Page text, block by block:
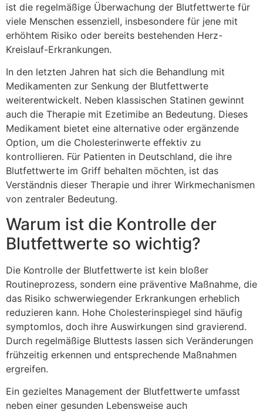
ist die regelmäßige Überwachung der Blutfettwerte für
viele Menschen essenziell, insbesondere für jene mit
erhöhtem Risiko oder bereits bestehenden Herz-
Kreislauf-Erkrankungen.
In den letzten Jahren hat sich die Behandlung mit
Medikamenten zur Senkung der Blutfettwerte
weiterentwickelt. Neben klassischen Statinen gewinnt
auch die Therapie mit Ezetimibe an Bedeutung. Dieses
Medikament bietet eine alternative oder ergänzende
Option, um die Cholesterinwerte effektiv zu
kontrollieren. Für Patienten in Deutschland, die ihre
Blutfettwerte im Griff behalten möchten, ist das
Verständnis dieser Therapie und ihrer Wirkmechanismen
von zentraler Bedeutung.
Warum ist die Kontrolle der
Blutfettwerte so wichtig?
Die Kontrolle der Blutfettwerte ist kein bloßer
Routineprozess, sondern eine präventive Maßnahme, die
das Risiko schwerwiegender Erkrankungen erheblich
reduzieren kann. Hohe Cholesterinspiegel sind häufig
symptomlos, doch ihre Auswirkungen sind gravierend.
Durch regelmäßige Bluttests lassen sich Veränderungen
frühzeitig erkennen und entsprechende Maßnahmen
ergreifen.
Ein gezieltes Management der Blutfettwerte umfasst
neben einer gesunden Lebensweise auch